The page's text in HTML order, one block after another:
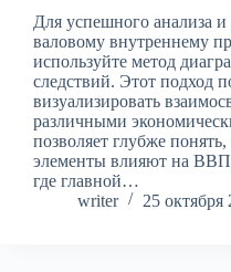
Для успешного анализа
валовому внутреннему
используйте метод
следствий. Этот подход
визуализировать
различными
позволяет глубже
элементы влияют на
где главной…
writer
25 октября